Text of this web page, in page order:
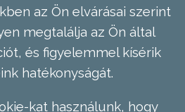
az Ön elvárásai szerint
megtalálja az Ön által
és figyelemmel kísérik
hatékonyságát.
kat használunk, hogy